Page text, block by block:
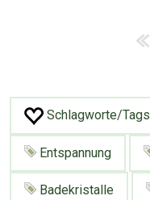
Schlagworte/Tags
Entspannung
Badekristalle